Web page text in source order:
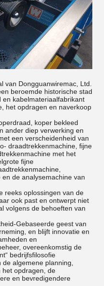
van Dongguanwiremac, Ltd.
beroemde historische stad
en kabelmateriaalfabrikant
het opdragen en naverkoop
koper bekleed
ander diep verwerking en
een verscheidenheid van
draadtrekkenmachine, fijne
met het
fijne
de analysemachine van
reeks oplossingen van de
ook past en ontwerpt niet
volgens de behoeften van
Gebaseerde geest van
en blijft innovatie en
en
overeenkomstig de
bedrijfsfilosofie
algemene planning,
het opdragen, de
en bevredigendere